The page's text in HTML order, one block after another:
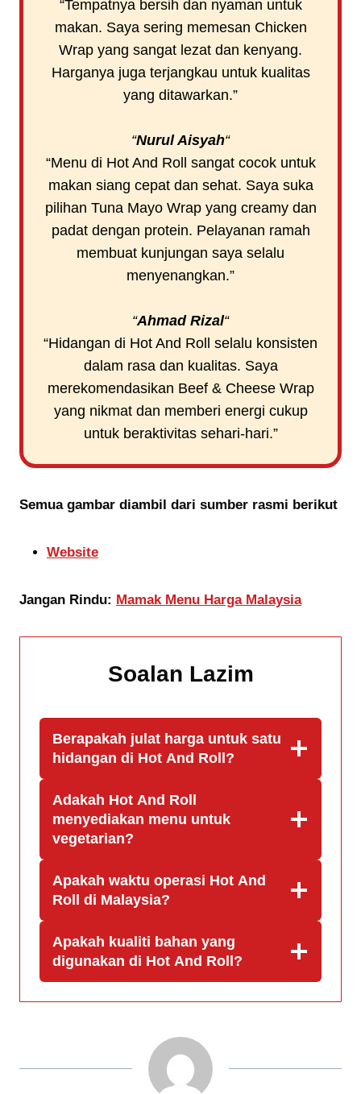
“Tempatnya bersih dan nyaman untuk
makan. Saya sering memesan Chicken
Wrap yang sangat lezat dan kenyang.
Harganya juga terjangkau untuk kualitas
yang ditawarkan.”
“Nurul Aisyah“
“Menu di Hot And Roll sangat cocok untuk
makan siang cepat dan sehat. Saya suka
pilihan Tuna Mayo Wrap yang creamy dan
padat dengan protein. Pelayanan ramah
membuat kunjungan saya selalu
menyenangkan.”
“Ahmad Rizal“
“Hidangan di Hot And Roll selalu konsisten
dalam rasa dan kualitas. Saya
merekomendasikan Beef & Cheese Wrap
yang nikmat dan memberi energi cukup
untuk beraktivitas sehari-hari.”
Semua gambar diambil dari sumber rasmi berikut
Website
Jangan Rindu: Mamak Menu Harga Malaysia
Soalan Lazim
Berapakah julat harga untuk satu
hidangan di Hot And Roll?
Adakah Hot And Roll
menyediakan menu untuk
vegetarian?
Apakah waktu operasi Hot And
Roll di Malaysia?
Apakah kualiti bahan yang
digunakan di Hot And Roll?